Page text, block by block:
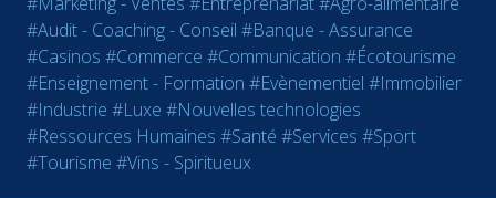
#Audit - Coaching - Conseil #Banque - Assurance
#Casinos #Commerce #Communication #Écotourisme
#Enseignement - Formation #Evènementiel #Immobilier
#Industrie #Luxe #Nouvelles technologies
#Ressources Humaines #Santé #Services #Sport
#Tourisme #Vins - Spiritueux